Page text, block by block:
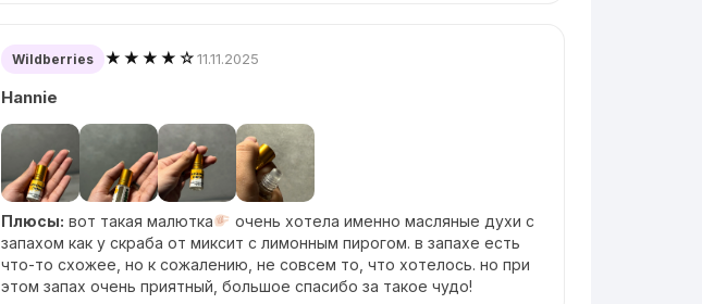
Wildberries ★★★★☆11.11.2025
Hannie
Плюсы: вот такая малютка
очень хотела именно масляные духи с
запахом как у скраба от миксит с лимонным пирогом. в запахе есть
что-то схожее, но к сожалению, не совсем то, что хотелось. но при
этом запах очень приятный, большое спасибо за такое чудо!